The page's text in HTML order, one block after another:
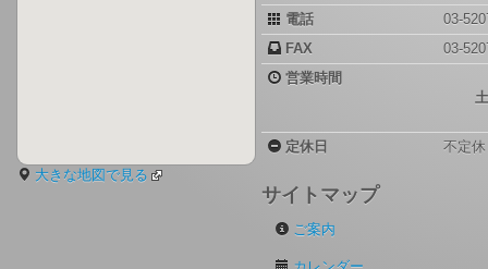
大きな地図で見る
電話
03-
FAX
03-
営業時間
定休日 不定休
サイトマップ
ご案内